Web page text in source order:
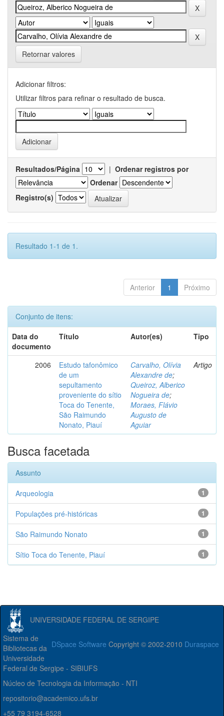
Retornar valores
Adicionar filtros:
Utilizar filtros para refinar o resultado de busca.
Resultados/Página | Ordenar registros por
Ordenar
Registro(s)
Resultado 1-1 de 1.
Anterior 1 Próximo
Conjunto de itens:
Data do
documento
Título Autor(es) Tipo
2006
Estudo tafonômico
de um
sepultamento
proveniente do sítio
Toca do Tenente,
São Raimundo
Nonato, Piauí
Carvalho, Olívia
Alexandre de;
Queiroz, Alberico
Nogueira de;
Moraes, Flávio
Augusto de
Aguiar
Artigo
Busca facetada
Assunto
1
Arqueologia
1
Populações pré-históricas
1
São Raimundo Nonato
1
Sítio Toca do Tenente, Piauí
UNIVERSIDADE FEDERAL DE SERGIPE
DSpace Software Copyright © 2002-2010 Duraspace
Sistema de
Bibliotecas da
Universidade
Federal de Sergipe - SIBIUFS
Núcleo de Tecnologia da Informação - NTI
repositorio@academico.ufs.br
+55 79 3194-6528